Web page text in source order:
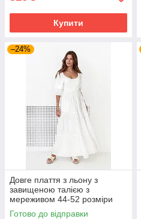
Купити
–24%
Довге плаття з льону з
завищеною талією з
мереживом 44-52 розміри
різні кольори
Готово до відправки